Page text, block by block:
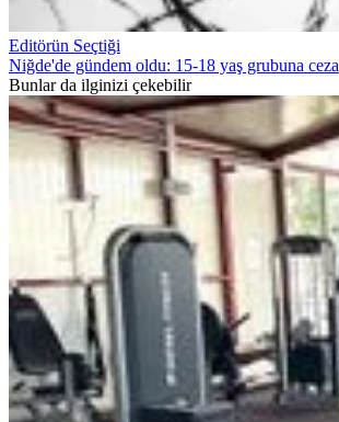
Editörün Seçtiği
Niğde'de gündem oldu: 15-18 yaş grubuna ceza
Bunlar da ilginizi çekebilir